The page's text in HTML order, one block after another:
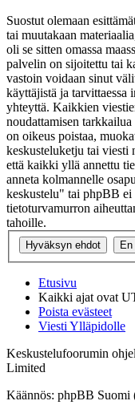
Suostut olemaan
tai muutakaan
oli se sitten omassa
palvelin on sijoitettu tai
vastoin voidaan sinut
käyttäjistä ja tarvittaessa
yhteyttä. Kaikkien
noudattamisen
on oikeus poistaa,
keskusteluketju tai viesti
että kaikki yllä annettu
anneta kolmannelle
keskustelu" tai phpBB ei
tietoturvamurron
tahoille.
Etusivu
Kaikki ajat ovat
Poista evästeet
Viesti Ylläpidolle
Keskustelufoorumin
Limited
Käännös: phpBB Suomi